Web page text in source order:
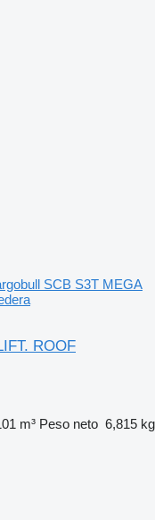
SCB S3T MEGA
ROOF
m³ Peso neto 6,815 kg